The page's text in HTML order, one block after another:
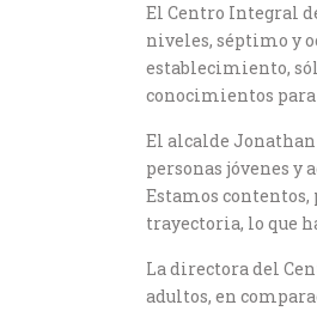
El Centro Integral
niveles, séptimo y
establecimiento,
conocimientos
El alcalde Jonathan
personas jóvenes y
Estamos contentos,
trayectoria, lo que
La directora del
adultos, en